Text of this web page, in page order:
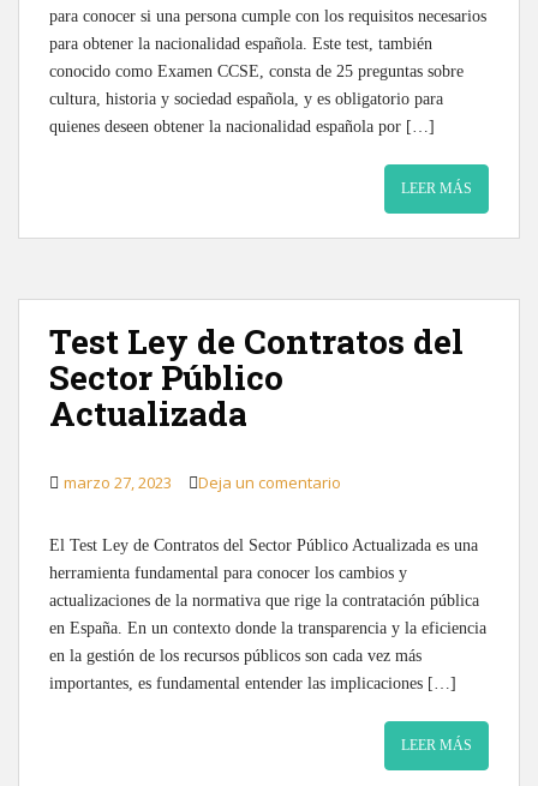
para conocer si una persona cumple con los requisitos necesarios
para obtener la nacionalidad española. Este test, también
conocido como Examen CCSE, consta de 25 preguntas sobre
cultura, historia y sociedad española, y es obligatorio para
quienes deseen obtener la nacionalidad española por […]
LEER MÁS
Test Ley de Contratos del
Sector Público
Actualizada
marzo 27, 2023 Deja un comentario
El Test Ley de Contratos del Sector Público Actualizada es una
herramienta fundamental para conocer los cambios y
actualizaciones de la normativa que rige la contratación pública
en España. En un contexto donde la transparencia y la eficiencia
en la gestión de los recursos públicos son cada vez más
importantes, es fundamental entender las implicaciones […]
LEER MÁS